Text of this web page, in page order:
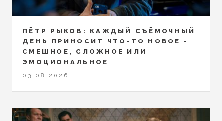
ПЁТР РЫКОВ: КАЖДЫЙ СЪЁМОЧНЫЙ
ДЕНЬ ПРИНОСИТ ЧТО-ТО НОВОЕ -
СМЕШНОЕ, СЛОЖНОЕ ИЛИ
ЭМОЦИОНАЛЬНОЕ
03.08.2026